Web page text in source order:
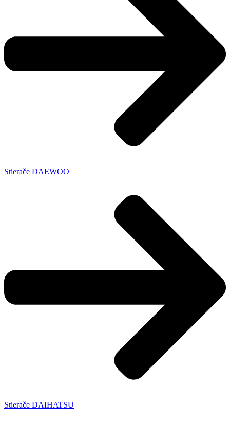
Stierače DAEWOO
Stierače DAIHATSU